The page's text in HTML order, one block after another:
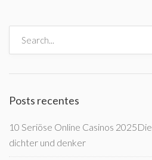
Posts recentes
10 Seriöse Online Casinos
dichter und denker